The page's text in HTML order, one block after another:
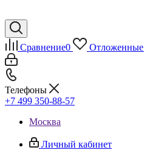
Сравнение0 Отложенные
Телефоны
+7 499 350-88-57
Москва
Личный кабинет